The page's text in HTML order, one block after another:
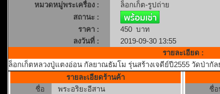
หมวดหมู่พระเครื่อง :
ล็อกเก็ต-รูปถ่าย
สถานะ :
ราคา :
450 บาท
ลงวันที่ :
2019-09-30 13:55
รายละเอียด :
ล็อกเก็ตหลวงปู่แตงอ่อน กัลยาณธัมโม รุ่นสร้างเจดีย์ปี2555 วัดป่ากั
รายละเอียดร้านค้า
ชื่อ
พระอริยะอีสาน
ชื่